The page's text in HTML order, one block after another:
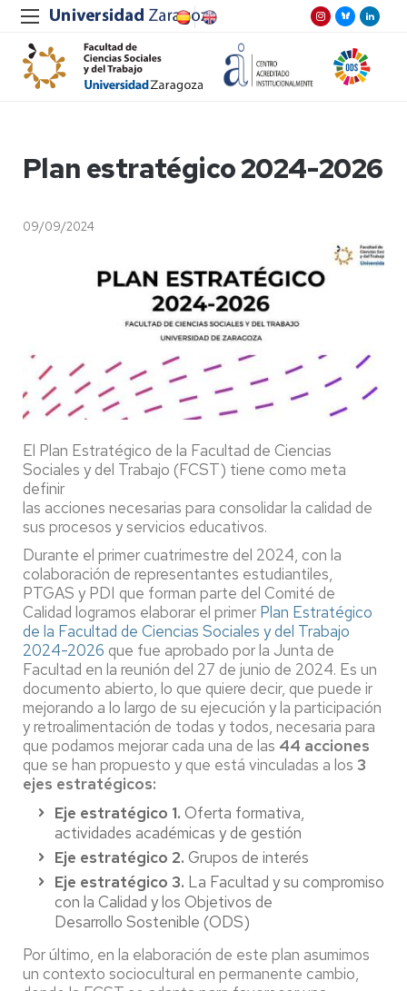
Plan estratégico 2024-2026
09/09/2024
El Plan Estratégico de la Facultad de Ciencias
Sociales y del Trabajo (FCST) tiene como meta
definir
las acciones necesarias para consolidar la calidad de
sus procesos y servicios educativos.
Durante el primer cuatrimestre del 2024, con la
colaboración de representantes estudiantiles,
PTGAS y PDI que forman parte del Comité de
Calidad logramos elaborar el primer Plan Estratégico
de la Facultad de Ciencias Sociales y del Trabajo
2024-2026 que fue aprobado por la Junta de
Facultad en la reunión del 27 de junio de 2024. Es un
documento abierto, lo que quiere decir, que puede ir
mejorando a lo largo de su ejecución y la participación
y retroalimentación de todas y todos, necesaria para
que podamos mejorar cada una de las 44 acciones
que se han propuesto y que está vinculadas a los 3
ejes estratégicos:
Eje estratégico 1. Oferta formativa,
actividades académicas y de gestión
Eje estratégico 2. Grupos de interés
Eje estratégico 3. La Facultad y su compromiso
con la Calidad y los Objetivos de
Desarrollo Sostenible (ODS)
Por último, en la elaboración de este plan asumimos
un contexto sociocultural en permanente cambio,